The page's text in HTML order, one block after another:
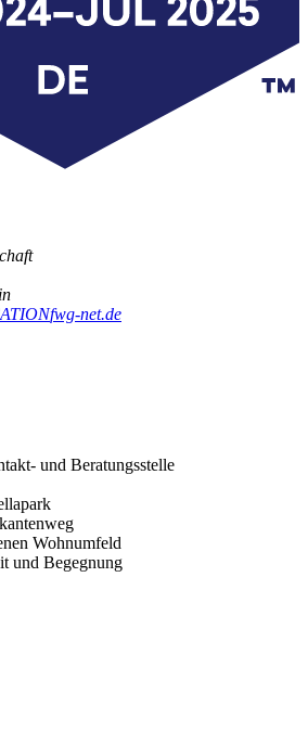
fwg-net.de
und Beratungsstelle
Wohnumfeld
und Begegnung